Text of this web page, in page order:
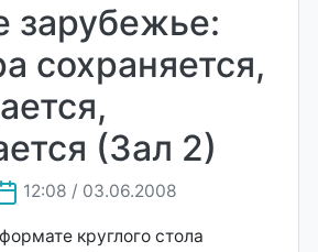
зарубежье:
сохраняется,
(Зал 2)
12:08 / 03.06.2008
круглого стола